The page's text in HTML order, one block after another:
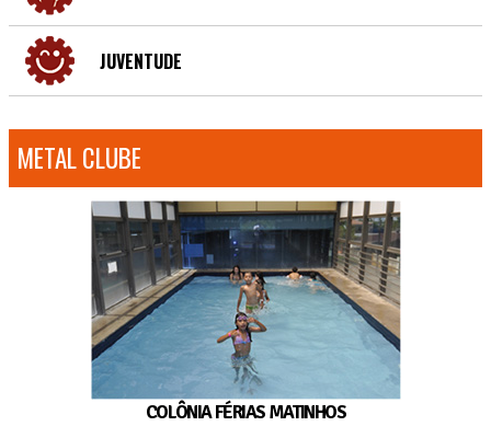
JUVENTUDE
METAL CLUBE
COLÔNIA FÉRIAS MATINHOS